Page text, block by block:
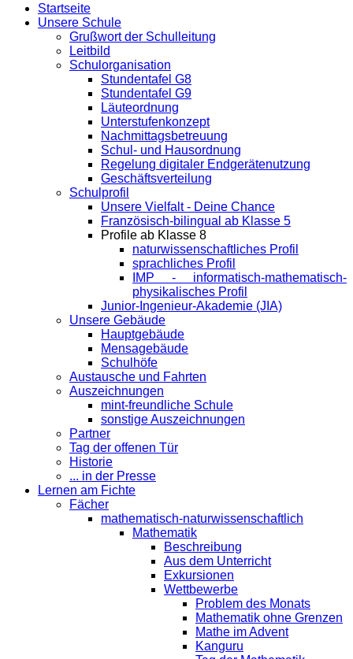
Startseite
Unsere Schule
Grußwort der Schulleitung
Leitbild
Schulorganisation
Stundentafel G8
Stundentafel G9
Läuteordnung
Unterstufenkonzept
Nachmittagsbetreuung
Schul- und Hausordnung
Regelung digitaler Endgeräte­nutzung
Geschäftsverteilung
Schulprofil
Unsere Vielfalt - Deine Chance
Französisch-bilingual ab Klasse 5
Profile ab Klasse 8
naturwissenschaftliches Profil
sprachliches Profil
IMP - informatisch-mathematisch-
physikalisches Profil
Junior-Ingenieur-Akademie (JIA)
Unsere Gebäude
Hauptgebäude
Mensagebäude
Schulhöfe
Austausche und Fahrten
Auszeichnungen
mint-freundliche Schule
sonstige Auszeichnungen
Partner
Tag der offenen Tür
Historie
... in der Presse
Lernen am Fichte
Fächer
mathematisch-naturwissenschaftlich
Mathematik
Beschreibung
Aus dem Unterricht
Exkursionen
Wettbewerbe
Problem des Monats
Mathematik ohne Grenzen
Mathe im Advent
Kanguru